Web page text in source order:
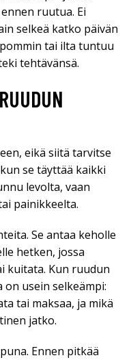
ruutua. Ei
selkeä katko päivän
tai ilta tuntuu
tehtävänsä.
eikä siitä tarvitse
se täyttää kaikki
levolta, vaan
painikkeelta.
Se antaa keholle
hetken, jossa
kuitata. Kun ruudun
on usein selkeämpi:
tai maksaa, ja mikä
jatko.
Ennen pitkää